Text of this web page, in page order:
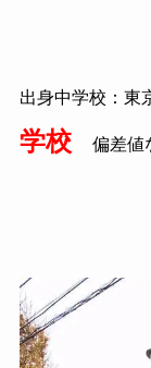
出身中学校：東
学校
偏差値